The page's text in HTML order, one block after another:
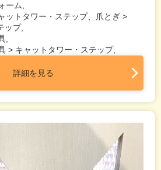
ーム,
ットタワー・ステップ、爪とぎ >
ップ,
,
> キャットタワー・ステップ,
詳細を見る